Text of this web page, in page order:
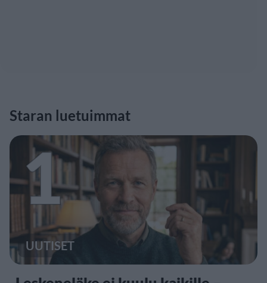
Staran luetuimmat
1
UUTISET